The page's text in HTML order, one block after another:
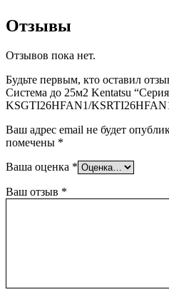
Отзывы
Отзывов пока нет.
Будьте первым, кто оставил
Система до 25м2 Kentatsu
KSGTI26HFAN1/
Ваш адрес email не будет
помечены *
Ваша оценка *
Ваш отзыв *